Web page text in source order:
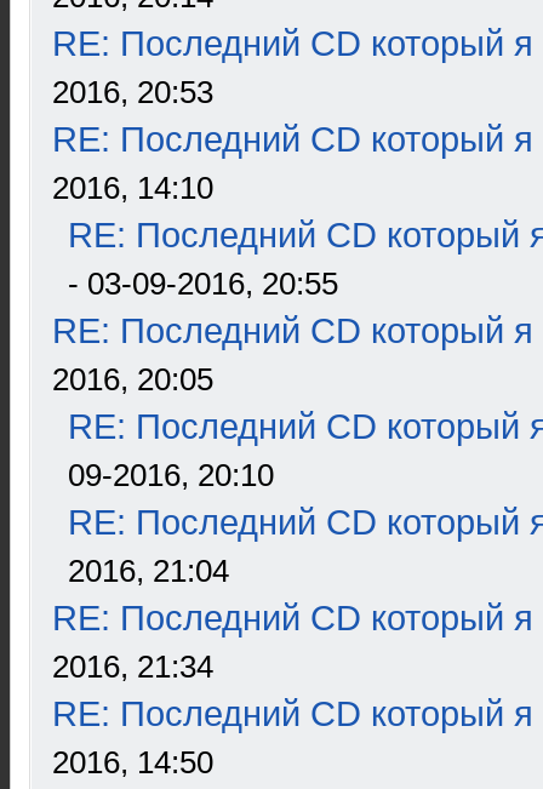
RE: Последний CD который я
2016, 20:53
RE: Последний CD который я
2016, 14:10
RE: Последний CD который
- 03-09-2016, 20:55
RE: Последний CD который я
2016, 20:05
RE: Последний CD который
09-2016, 20:10
RE: Последний CD который
2016, 21:04
RE: Последний CD который я
2016, 21:34
RE: Последний CD который я
2016, 14:50